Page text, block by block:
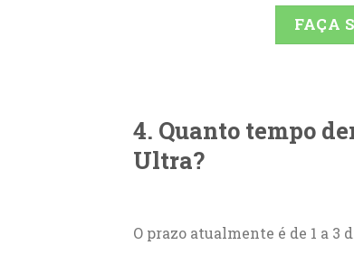
FAÇA
4. Quanto tempo
Ultra?
O prazo atualmente é de 1 a 3